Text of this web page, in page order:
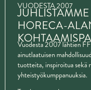
VUODESTA 2007
HORECA-
Vuodesta 2007 lähtien
ainutlaatuisen
tuotteita, inspiroitua sekä
yhteistyökumppanuuksia.